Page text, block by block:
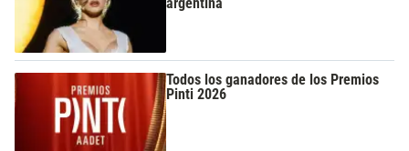
Todos los ganadores de los Premios
Pinti 2026